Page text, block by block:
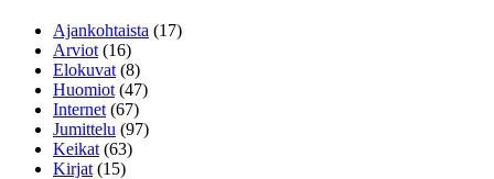
Ajankohtaista (17)
Arviot (16)
Elokuvat (8)
Huomiot (47)
Internet (67)
Jumittelu (97)
Keikat (63)
Kirjat (15)